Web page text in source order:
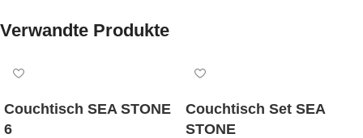
MER-1
Verwandte Produkte
Couchtisch SEA STONE
6
Couchtisch Set SEA
STONE